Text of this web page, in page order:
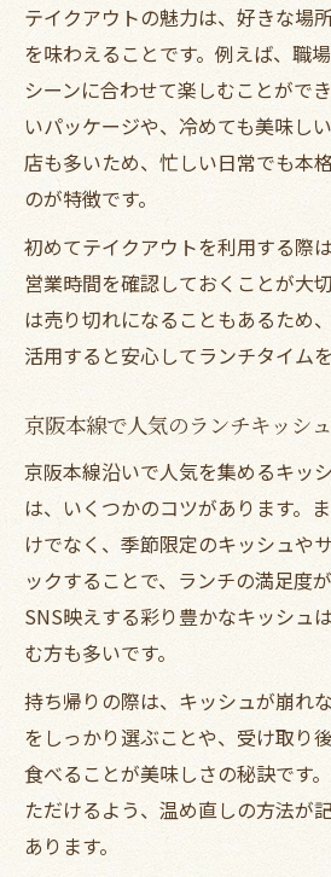
テイクアウトの魅力は、好きな場
を味わえることです。例えば、職
シーンに合わせて楽しむことがで
いパッケージや、冷めても美味し
店も多いため、忙しい日常でも本
のが特徴です。
初めてテイクアウトを利用する際
営業時間を確認しておくことが大
は売り切れになることもあるため
活用すると安心してランチタイム
京阪本線で人気のランチキッシ
京阪本線沿いで人気を集めるキッ
は、いくつかのコツがあります。
けでなく、季節限定のキッシュや
ックすることで、ランチの満足度
SNS映えする彩り豊かなキッシュ
む方も多いです。
持ち帰りの際は、キッシュが崩れ
をしっかり選ぶことや、受け取り
食べることが美味しさの秘訣です
ただけるよう、温め直しの方法が
あります。